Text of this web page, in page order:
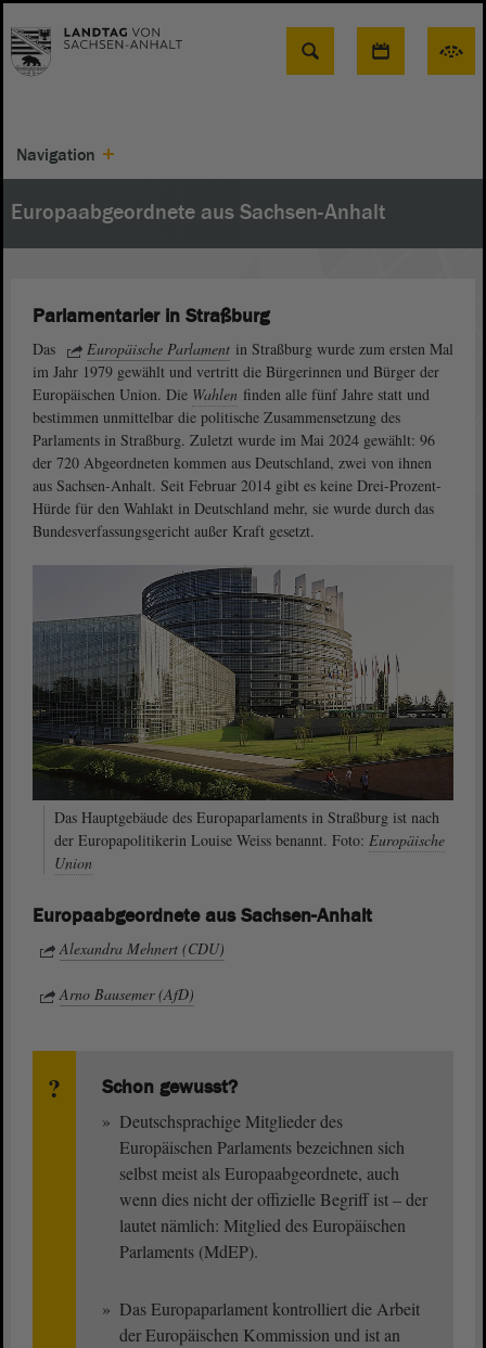
Suche
Navigation
Europaabgeordnete aus Sachsen-Anhalt
Parlamentarier in Straßburg
Das Europäische Parlament in Straßburg wurde zum ersten Mal
im Jahr 1979 gewählt und vertritt die Bürgerinnen und Bürger der
Europäischen Union. Die Wahlen finden alle fünf Jahre statt und
bestimmen unmittelbar die politische Zusammensetzung des
Parlaments in Straßburg. Zuletzt wurde im Mai 2024 gewählt: 96
der 720 Abgeordneten kommen aus Deutschland, zwei von ihnen
aus Sachsen-Anhalt. Seit Februar 2014 gibt es keine Drei-Prozent-
Hürde für den Wahlakt in Deutschland mehr, sie wurde durch das
Bundesverfassungsgericht außer Kraft gesetzt.
Das Hauptgebäude des Europaparlaments in Straßburg ist nach
der Europapolitikerin Louise Weiss benannt. Foto: Europäische
Union
Europaabgeordnete aus Sachsen-Anhalt
Alexandra Mehnert (CDU)
Arno Bausemer (AfD)
Schon gewusst?
Deutschsprachige Mitglieder des
Europäischen Parlaments bezeichnen sich
selbst meist als Europaabgeordnete, auch
wenn dies nicht der offizielle Begriff ist – der
lautet nämlich: Mitglied des Europäischen
Parlaments (MdEP).
Das Europaparlament kontrolliert die Arbeit
der Europäischen Kommission und ist an